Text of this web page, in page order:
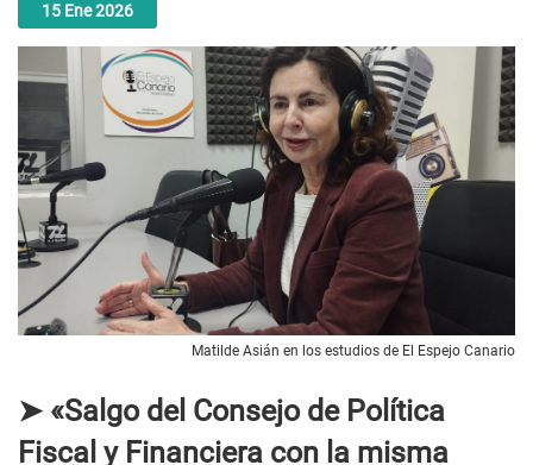
15 Ene2026
Matilde Asián en los estudios de El Espejo Canario
➤ «Salgo del Consejo de Política
Fiscal y Financiera con la misma